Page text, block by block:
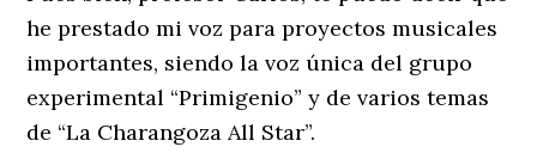
he prestado mi voz para proyectos musicales
importantes, siendo la voz única del grupo
experimental “Primigenio” y de varios temas
de “La Charangoza All Star”.